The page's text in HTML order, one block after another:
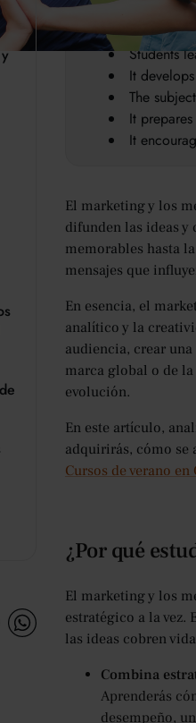
It
Students
It
The
It
It
El marketing y los
difunden las ideas y
memorables hasta
mensajes que
En esencia, el
analítico y la
audiencia, crear
marca global o de
evolución.
En este artículo,
adquirirás, cómo se
Cursos de verano en
¿Por qué
El marketing y los
estratégico a la vez.
las ideas cobren
Combina
Aprenderás
desempeño,